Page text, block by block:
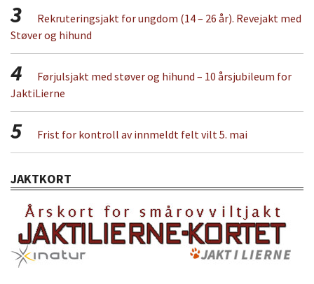
3
Rekruteringsjakt for ungdom (14 – 26 år). Revejakt med
Støver og hihund
4
Førjulsjakt med støver og hihund – 10 årsjubileum for
JaktiLierne
5 Frist for kontroll av innmeldt felt vilt 5. mai
JAKTKORT